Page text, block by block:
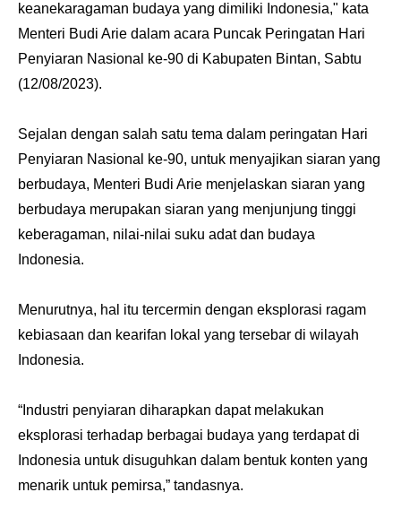
keanekaragaman budaya yang dimiliki Indonesia," kata
Menteri Budi Arie dalam acara Puncak Peringatan Hari
Penyiaran Nasional ke-90 di Kabupaten Bintan, Sabtu
(12/08/2023).
Sejalan dengan salah satu tema dalam peringatan Hari
Penyiaran Nasional ke-90, untuk menyajikan siaran yang
berbudaya, Menteri Budi Arie menjelaskan siaran yang
berbudaya merupakan siaran yang menjunjung tinggi
keberagaman, nilai-nilai suku adat dan budaya
Indonesia.
Menurutnya, hal itu tercermin dengan eksplorasi ragam
kebiasaan dan kearifan lokal yang tersebar di wilayah
Indonesia.
“Industri penyiaran diharapkan dapat melakukan
eksplorasi terhadap berbagai budaya yang terdapat di
Indonesia untuk disuguhkan dalam bentuk konten yang
menarik untuk pemirsa,” tandasnya.